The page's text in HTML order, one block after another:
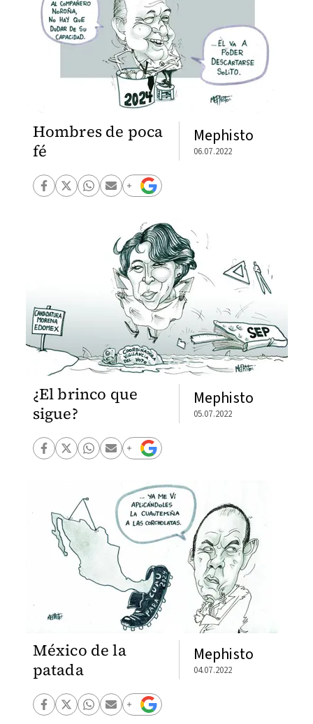
Hombres de poca
fé
Mephisto
06.07.2022
¿El brinco que
sigue?
Mephisto
05.07.2022
México de la
patada
Mephisto
04.07.2022